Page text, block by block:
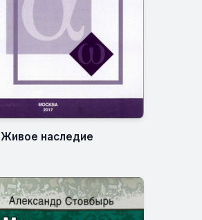
Живое наследие